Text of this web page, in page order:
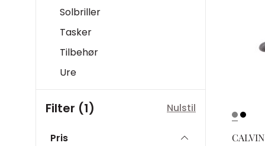
Solbriller
Tasker
Tilbehør
Ure
Filter (1) Nulstil
Pris